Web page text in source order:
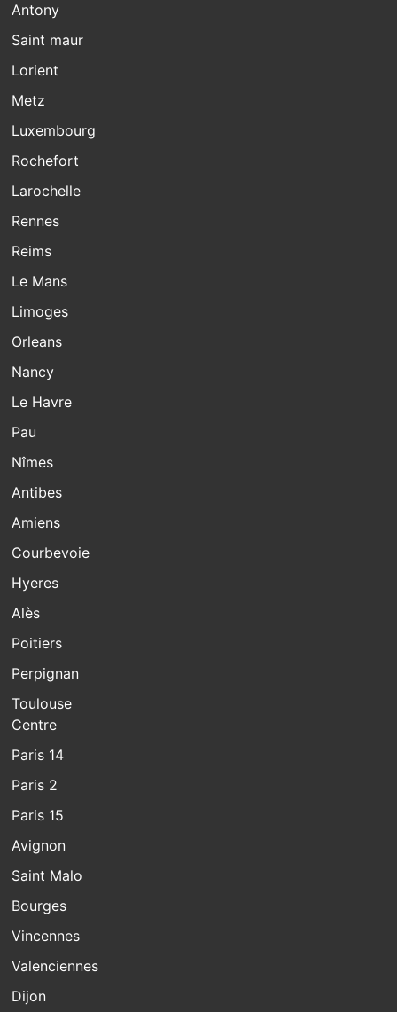
Antony
Saint maur
Lorient
Metz
Luxembourg
Rochefort
Larochelle
Rennes
Reims
Le Mans
Limoges
Orleans
Nancy
Le Havre
Pau
Nîmes
Antibes
Amiens
Courbevoie
Hyeres
Alès
Poitiers
Perpignan
Toulouse
Centre
Paris 14
Paris 2
Paris 15
Avignon
Saint Malo
Bourges
Vincennes
Valenciennes
Dijon